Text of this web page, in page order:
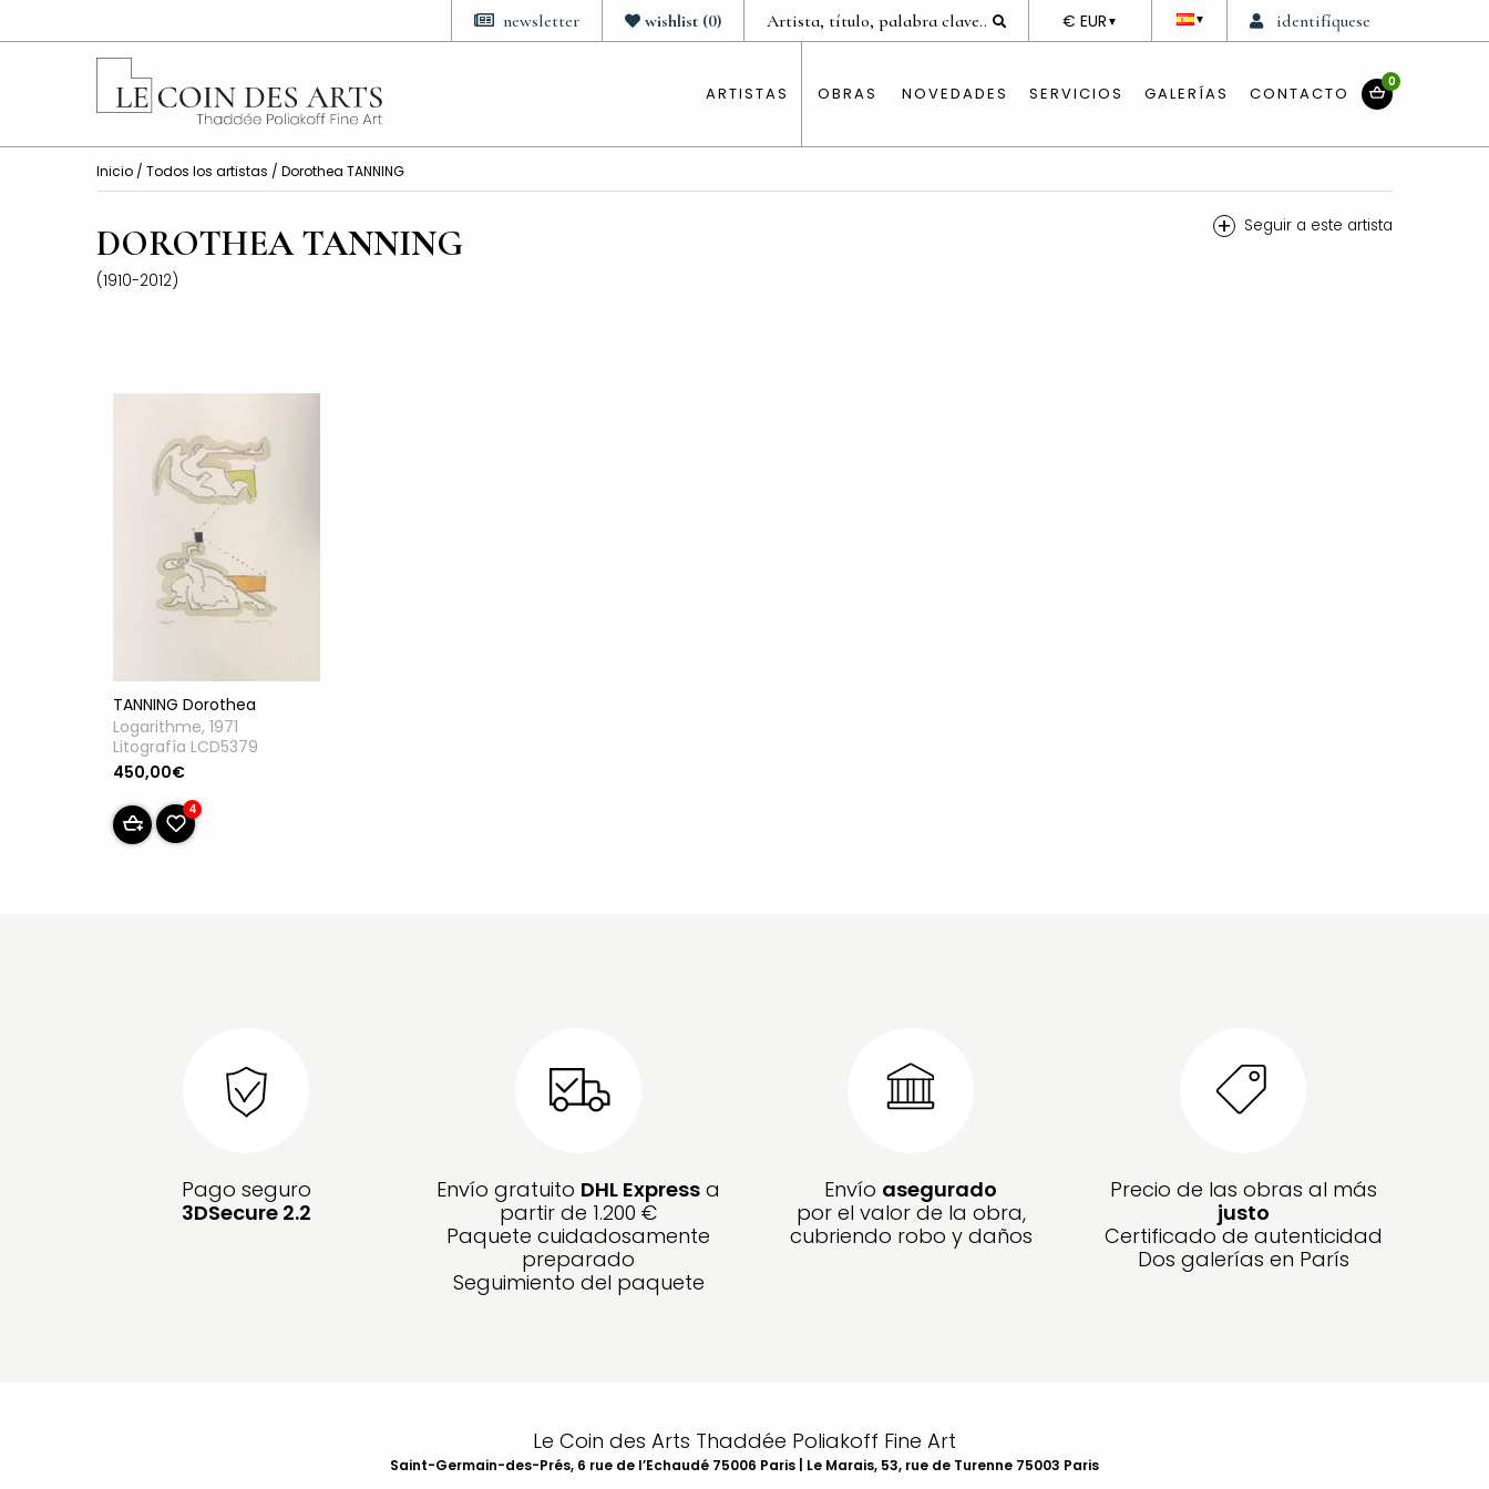
identifíquese
▼
DEVISE
€ EUR ▼
wishlist (0)
newsletter
ARTISTAS OBRAS NOVEDADES SERVICIOS GALERÍAS CONTACTO
0
Inicio / Todos los artistas / Dorothea TANNING
DOROTHEA TANNING
(1910-2012)
+ Seguir a este artista
TANNING Dorothea
Logarithme, 1971
Litografía LCD5379
450,00€
4
Pago seguro
3DSecure 2.2
Envío gratuito DHL Express a
partir de 1.200 €
Paquete cuidadosamente
preparado
Seguimiento del paquete
Envío asegurado
por el valor de la obra,
cubriendo robo y daños
Precio de las obras al más
justo
Certificado de autenticidad
Dos galerías en París
Le Coin des Arts Thaddée Poliakoff Fine Art
Saint-Germain-des-Prés, 6 rue de l’Echaudé 75006 Paris | Le Marais, 53, rue de Turenne 75003 Paris